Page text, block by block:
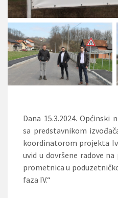
Dana 15.3.2024.
sa predstavnikom
koordinatorom projekta
uvid u dovršene radove
prometnica u
faza IV.“